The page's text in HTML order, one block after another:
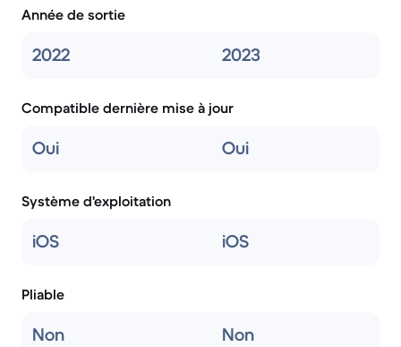
Année de sortie
2022 2023
Compatible dernière mise à jour
Oui Oui
Système d'exploitation
iOS iOS
Pliable
Non Non